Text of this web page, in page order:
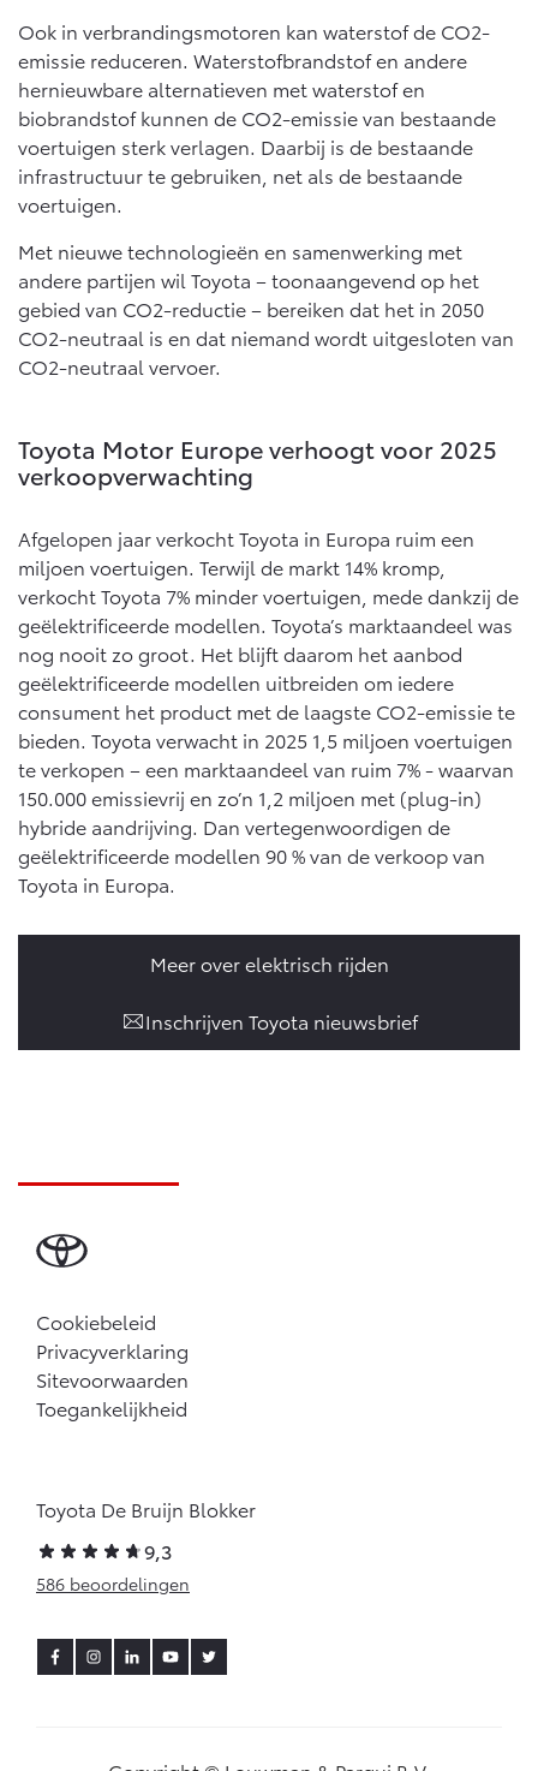
Ook in verbrandingsmotoren kan waterstof de CO2-
emissie reduceren. Waterstofbrandstof en andere
hernieuwbare alternatieven met waterstof en
biobrandstof kunnen de CO2-emissie van bestaande
voertuigen sterk verlagen. Daarbij is de bestaande
infrastructuur te gebruiken, net als de bestaande
voertuigen.
Met nieuwe technologieën en samenwerking met
andere partijen wil Toyota – toonaangevend op het
gebied van CO2-reductie – bereiken dat het in 2050
CO2-neutraal is en dat niemand wordt uitgesloten van
CO2-neutraal vervoer.
Toyota Motor Europe verhoogt voor 2025
verkoopverwachting
Afgelopen jaar verkocht Toyota in Europa ruim een
miljoen voertuigen. Terwijl de markt 14% kromp,
verkocht Toyota 7% minder voertuigen, mede dankzij de
geëlektrificeerde modellen. Toyota’s marktaandeel was
nog nooit zo groot. Het blijft daarom het aanbod
geëlektrificeerde modellen uitbreiden om iedere
consument het product met de laagste CO2-emissie te
bieden. Toyota verwacht in 2025 1,5 miljoen voertuigen
te verkopen – een marktaandeel van ruim 7% - waarvan
150.000 emissievrij en zo’n 1,2 miljoen met (plug-in)
hybride aandrijving. Dan vertegenwoordigen de
geëlektrificeerde modellen 90 % van de verkoop van
Toyota in Europa.
Meer over elektrisch rijden
Inschrijven Toyota nieuwsbrief
Cookiebeleid
Privacyverklaring
Sitevoorwaarden
Toegankelijkheid
Toyota De Bruijn Blokker
9,3
586 beoordelingen